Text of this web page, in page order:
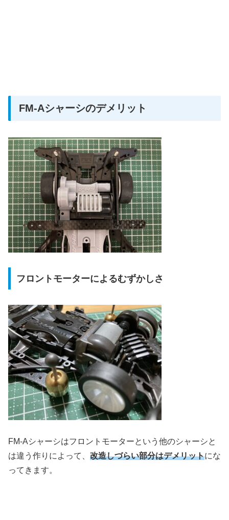
FM-Aシャーシのデメリット
フロントモーターによるむずかしさ
FM-Aシャーシはフロントモーターという他のシャーシと
は違う作りによって、 改造しづらい部分はデメリットにな
ってきます。